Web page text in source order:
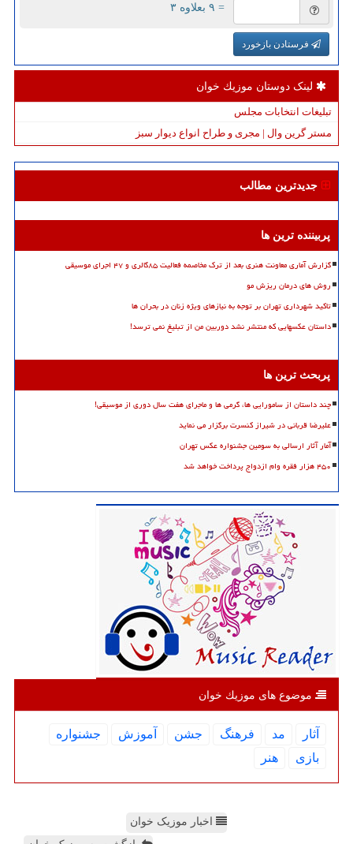
= ۹ بعلاوه ۳
فرستادن بازخورد
لینک دوستان موزیك خوان
تبلیغات انتخابات مجلس
مستر گرین وال | مجری و طراح انواع دیوار سبز
جدیدترین مطالب
پربیننده ترین ها
گزارش آماری معاونت هنری بعد از ترک مخاصمه فعالیت ۸۵گالری و ۴۷ اجرای موسیقی
روش های درمان ریزش مو
تاکید شهرداری تهران بر توجه به نیازهای ویژه زنان در بحران ها
داستان عکسهایی که منتشر نشد دوربین من از تبلیغ نمی ترسد!
پربحث ترین ها
چند داستان از سامورایی ها، گرمی ها و ماجرای هفت سال دوری از موسیقی!
علیرضا قربانی در شیراز کنسرت برگزار می نماید
آمار آثار ارسالی به سومین جشنواره عکس تهران
۴۵۰ هزار فقره وام ازدواج پرداخت خواهد شد
موضوع های موزیك خوان
آثار مد فرهنگ جشن آموزش
جشنواره
بازی
هنر
اخبار موزیک خوان